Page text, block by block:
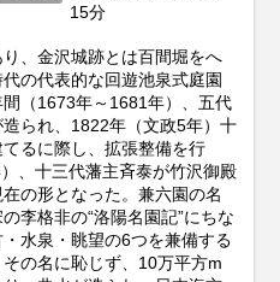
15分
、金沢城跡とは百間堀をへ
の代表的な回遊池泉式庭園
（1673年～1681年）、五代
られ、1822年（文政5年）十
るに際し、拡張整備を行
、十三代藩主斉泰が竹沢御殿
の形となった。兼六園の名
李格非の“洛陽名園記”にちな
水泉・眺望の6つを兼備する
の名に恥じず、10万平方m